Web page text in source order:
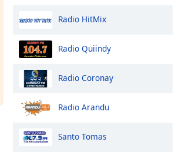
Radio HitMix
Radio Quiindy
Radio Coronay
Radio Arandu
Santo Tomas